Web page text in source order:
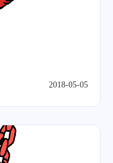
2018-05-05